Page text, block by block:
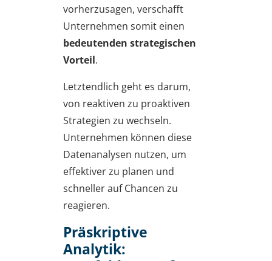
vorherzusagen, verschafft
Unternehmen somit einen
bedeutenden strategischen
Vorteil.
Letztendlich geht es darum,
von reaktiven zu proaktiven
Strategien zu wechseln.
Unternehmen können diese
Datenanalysen nutzen, um
effektiver zu planen und
schneller auf Chancen zu
reagieren.
Präskriptive
Analytik: